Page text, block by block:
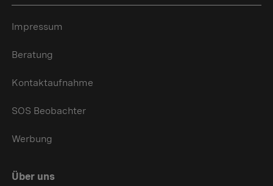
Impressum
Beratung
Kontaktaufnahme
SOS Beobachter
Werbung
Über uns